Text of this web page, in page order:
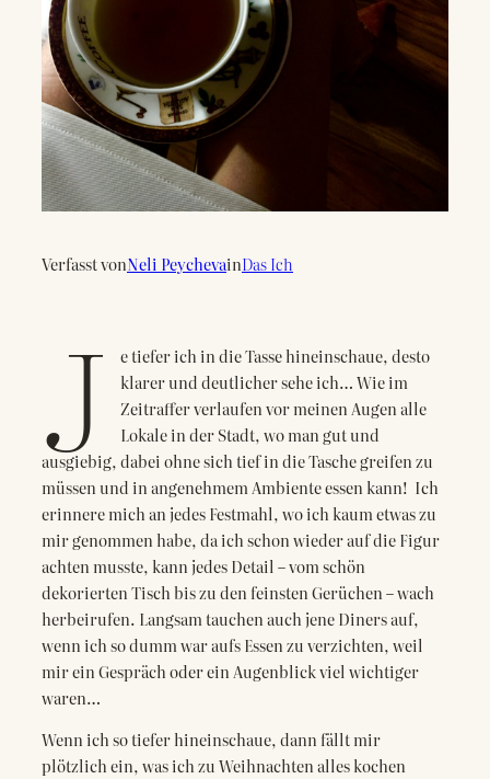
Verfasst vonNeli PeychevainDas Ich
J
e tiefer ich in die Tasse hineinschaue, desto
klarer und deutlicher sehe ich… Wie im
Zeitraffer verlaufen vor meinen Augen alle
Lokale in der Stadt, wo man gut und
ausgiebig, dabei ohne sich tief in die Tasche greifen zu
müssen und in angenehmem Ambiente essen kann! Ich
erinnere mich an jedes Festmahl, wo ich kaum etwas zu
mir genommen habe, da ich schon wieder auf die Figur
achten musste, kann jedes Detail – vom schön
dekorierten Tisch bis zu den feinsten Gerüchen – wach
herbeirufen. Langsam tauchen auch jene Diners auf,
wenn ich so dumm war aufs Essen zu verzichten, weil
mir ein Gespräch oder ein Augenblick viel wichtiger
waren…
Wenn ich so tiefer hineinschaue, dann fällt mir
plötzlich ein, was ich zu Weihnachten alles kochen